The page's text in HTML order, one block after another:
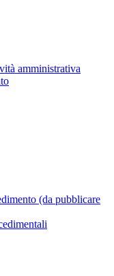
amministrativa
(da pubblicare